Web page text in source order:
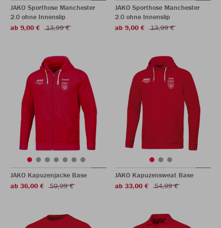
JAKO Sporthose Manchester
2.0 ohne Innenslip
ab 9,00 €
13,99 €
JAKO Sporthose Manchester
2.0 ohne Innenslip
ab 9,00 €
13,99 €
JAKO Kapuzenjacke Base
ab 36,00 €
59,99 €
JAKO Kapuzensweat Base
ab 33,00 €
54,99 €